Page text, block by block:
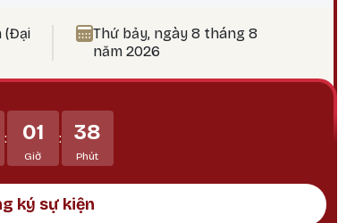
mẽ, đặc biệt thích hợp để thực hành các
(Đại
Thứ bảy, ngày 8 tháng 8
năm 2026
: 01
Giờ
: 38
Phút
ký sự kiện